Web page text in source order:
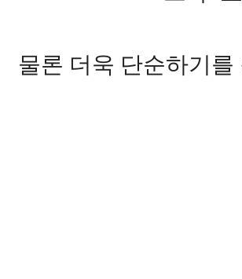
물론 더욱 단순하기